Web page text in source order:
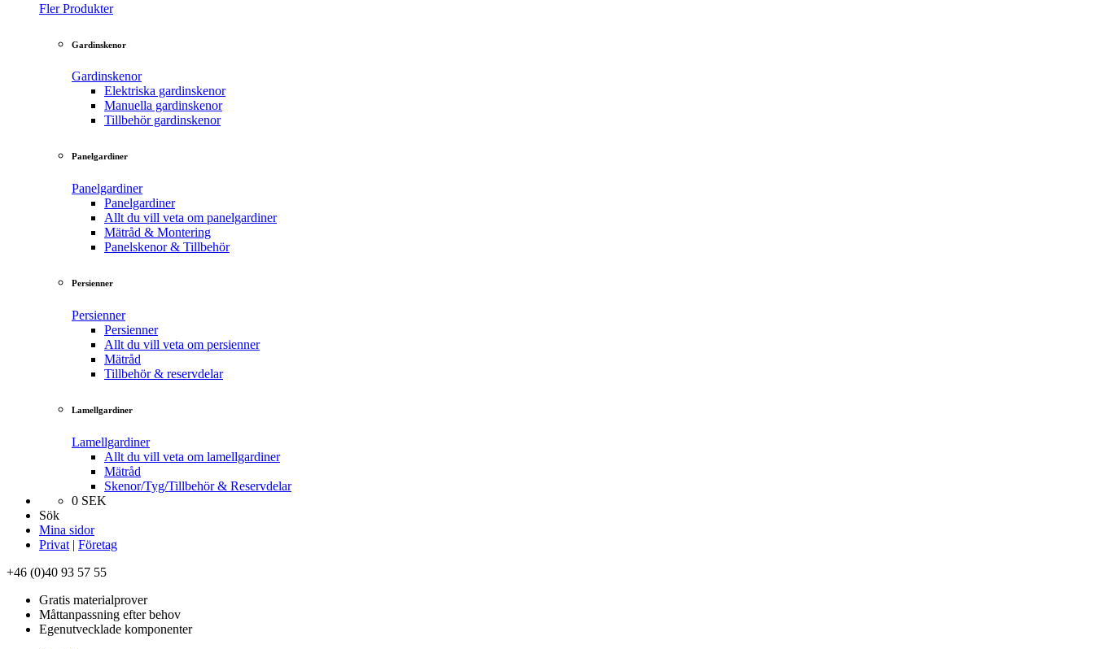
Fler Produkter
Gardinskenor
Gardinskenor
Elektriska gardinskenor
Manuella gardinskenor
Tillbehör gardinskenor
Panelgardiner
Panelgardiner
Panelgardiner
Allt du vill veta om panelgardiner
Mätråd & Montering
Panelskenor & Tillbehör
Persienner
Persienner
Persienner
Allt du vill veta om persienner
Mätråd
Tillbehör & reservdelar
Lamellgardiner
Lamellgardiner
Allt du vill veta om lamellgardiner
Mätråd
Skenor/Tyg/Tillbehör & Reservdelar
0 SEK
Sök
Mina sidor
Privat | Företag
+46 (0)40 93 57 55
Gratis materialprover
Måttanpassning efter behov
Egenutvecklade komponenter